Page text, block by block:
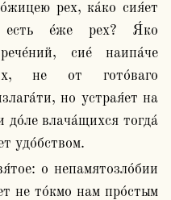
рех, ка́ко сия́ет
е́же рех? Я́ко
сие́ наипа́че
не от гото́ваго
но устрая́ет на
влача́щихся тогда́
удо́бством.
не то́кмо нам про́стым